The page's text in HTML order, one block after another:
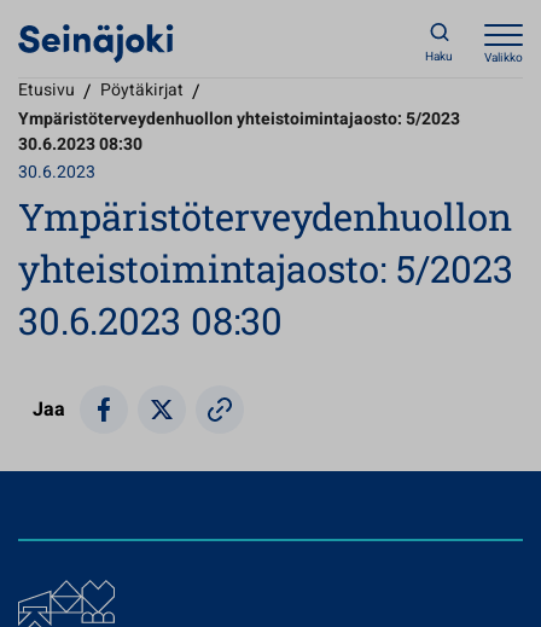
Haku Valikko
Etusivu / Pöytäkirjat /
Ympäristöterveydenhuollon yhteistoimintajaosto: 5/2023
30.6.2023 08:30
30.6.2023
Ympäristöterveydenhuollon
yhteistoimintajaosto: 5/2023
30.6.2023 08:30
Jaa